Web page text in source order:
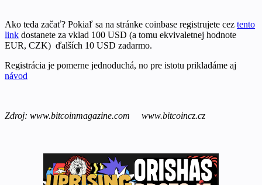
Ako teda začať? Pokiaľ sa na stránke coinbase registrujete cez tento
link dostanete za vklad 100 USD (a tomu ekvivaletnej hodnote
EUR, CZK) ďalších 10 USD zadarmo.
Registrácia je pomerne jednoduchá, no pre istotu prikladáme aj
návod
Zdroj: www.bitcoinmagazine.com www.bitcoincz.cz